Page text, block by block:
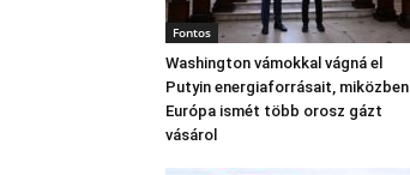
Fontos
Washington vámokkal vágná el
Putyin energiaforrásait, miközben
Európa ismét több orosz gázt
vásárol